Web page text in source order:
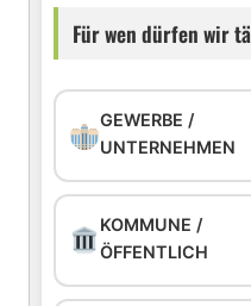
Für wen dürfen wir
GEWERBE /
UNTERNEHMEN
KOMMUNE /
ÖFFENTLICH